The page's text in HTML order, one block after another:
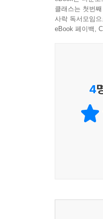
배경을 그리
캐릭터의 세
못하면 발전
이 책에서
그리기의
발견을 할 수
그려본 적이
클래스는 첫번
사락 독서모임
eBook 페이백,
4